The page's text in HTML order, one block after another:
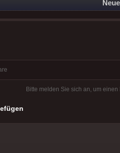
Bitte melden Sie sich an, um